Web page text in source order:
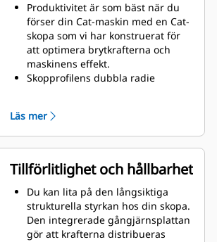
Produktivitet är som bäst när du
förser din Cat-maskin med en Cat-
skopa som vi har konstruerat för
att optimera brytkrafterna och
maskinens effekt.
Skopprofilens dubbla radie
frigång säkerställer att skopans
botten inte släpar, vilket minskar
underhållskostnaderna.
Bränsleförbrukningstoppar under
grävning. Cat-skoporna är
utformade för att skära genom
material snabbt och förbättra
maskinens totala effektivitet.
Lasta mer material på kortare tid.
Läs mer
Tillförlitlighet och hållbarhet
Du kan lita på den långsiktiga
strukturella styrkan hos din skopa.
Den integrerade gångjärnsplattan
gör att krafterna distribueras